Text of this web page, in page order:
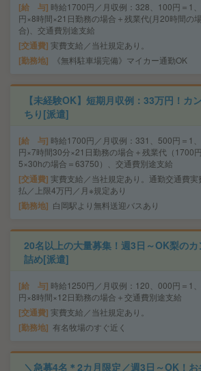
給 与 時給1700円／月収例：328、100円＝1
円×8時間×21日勤務の場合＋残業代(月20時間の場
合)、交通費別途支給
交通費 実費支給／当社規定あり。
勤務地 《無料駐車場完備》マイカー通勤OK
【未経験OK】短期月収例：33万円！カ
ちり[派遣]
給 与 時給1700円／月収例：331、500円＝1
円×7時間30分×21日勤務の場合＋残業代（1700
5×30hの場合＝63750）、交通費別途支給
交通費 実費支給／当社規定あり。通勤交通費実
払／上限4万円／月※規定あり
勤務地 白岡駅より無料送迎バスあり
20名以上の大量募集！週3日～OK梨の
詰め[派遣]
給 与 時給1250円／月収例：120、000円＝1
円×8時間×12日勤務の場合＋交通費別途支給
交通費 実費支給／当社規定あり。
勤務地 有名牧場のすぐ近く
＼急募4名＊2カ月限定／週3日～OK！